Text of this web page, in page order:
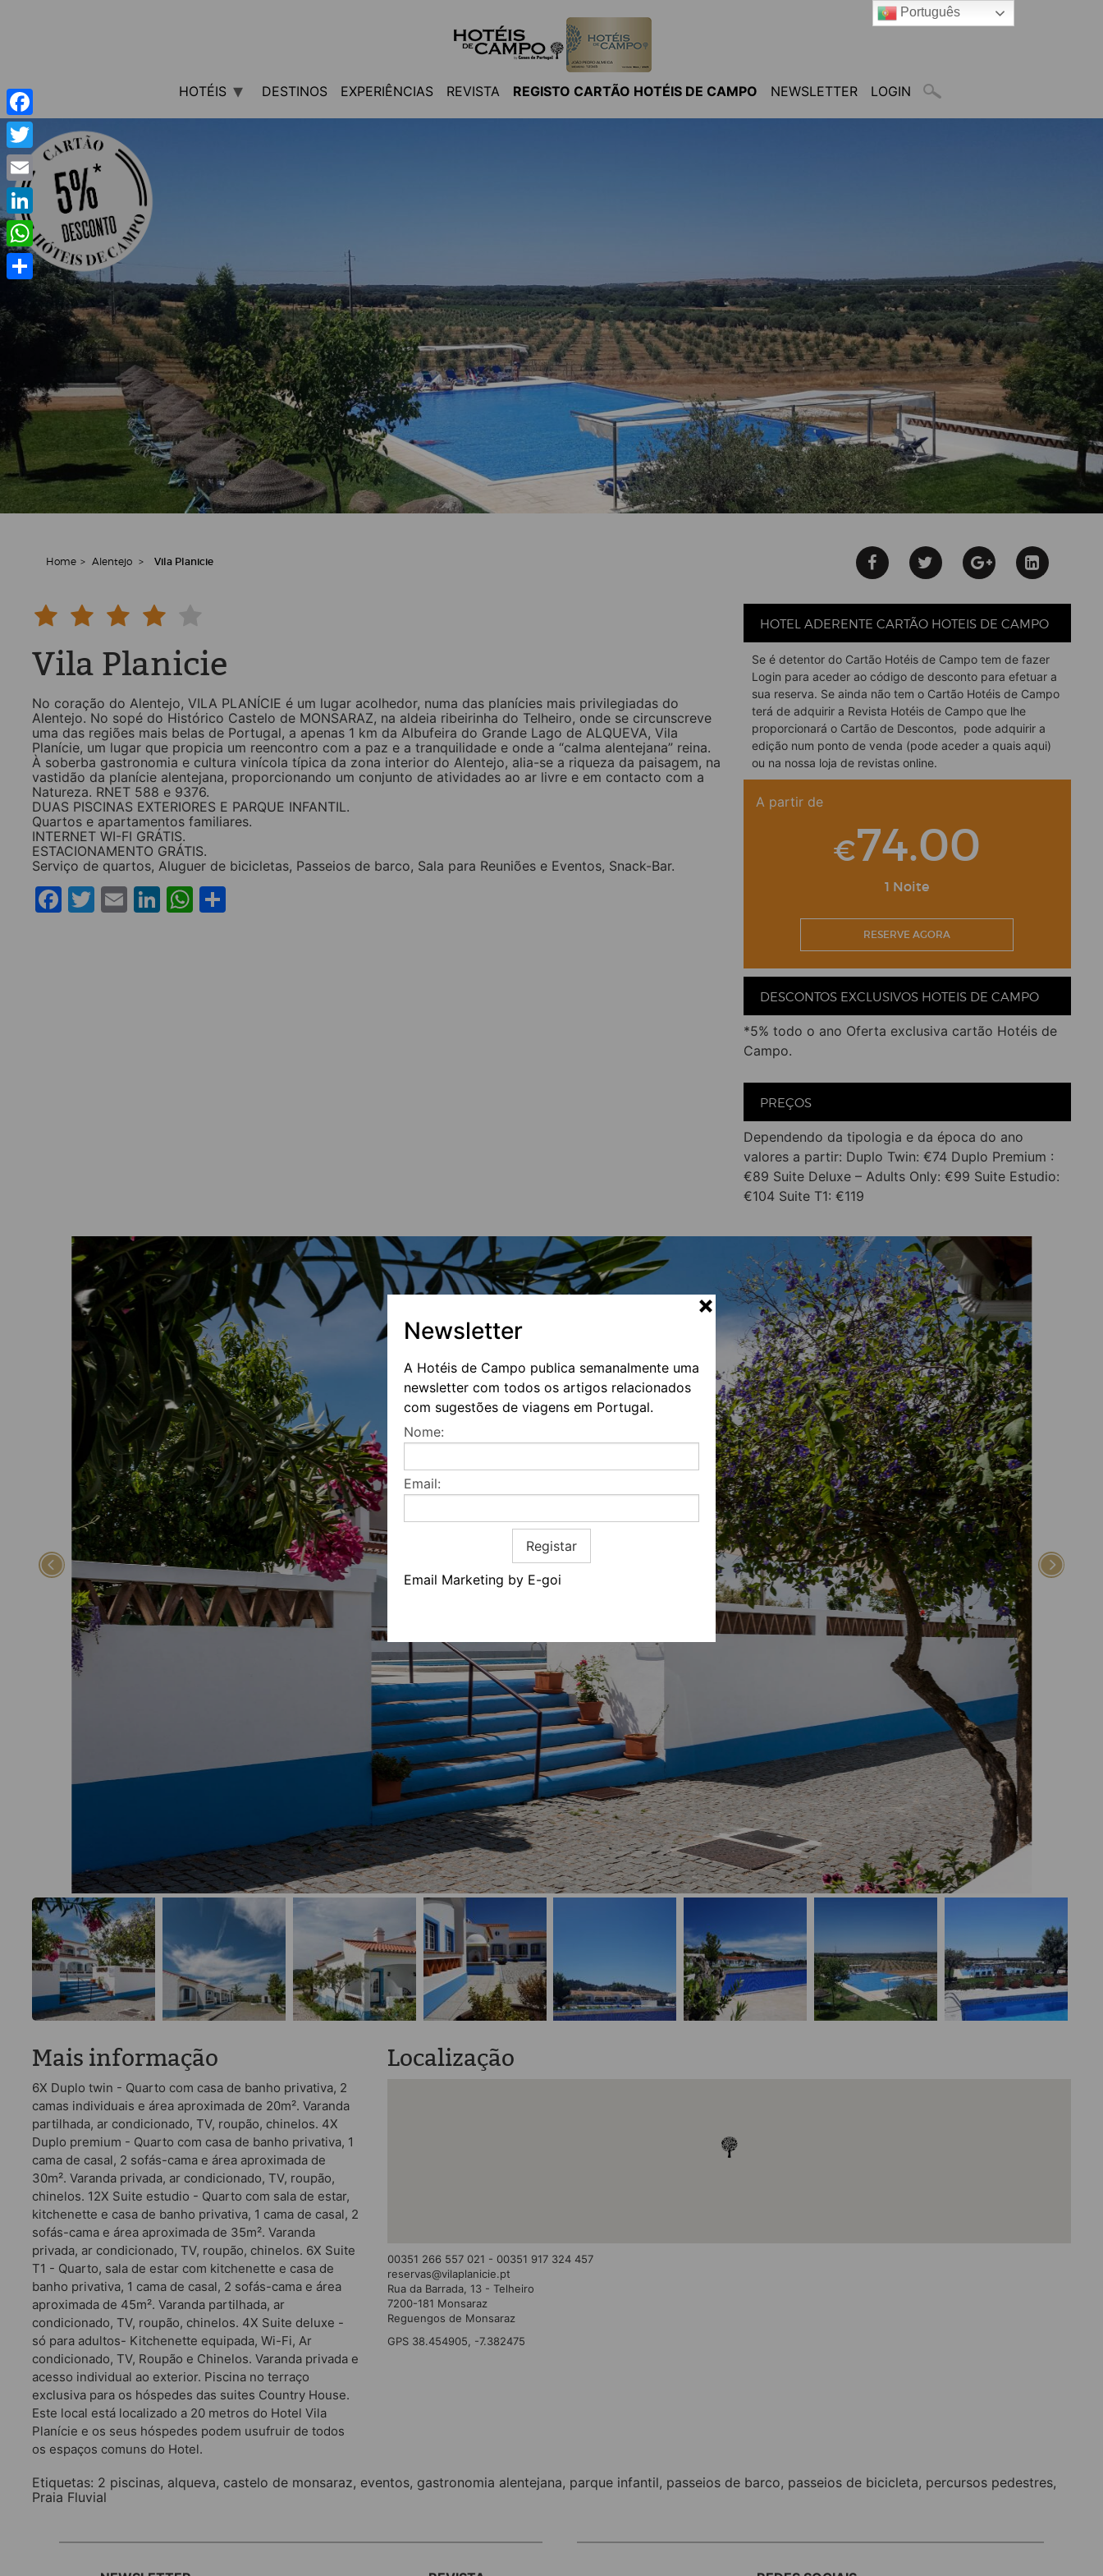
Newsletter
A Hotéis de Campo publica semanalmente uma
newsletter com todos os artigos relacionados
com sugestões de viagens em Portugal.
Nome:
Email:
Registar
Email Marketing by E-goi
HOTÉIS DESTINOS EXPERIÊNCIAS REVISTA REGISTO CARTÃO HOTÉIS DE CAMPO NEWSLETTER LOGIN
Home > Alentejo > Vila Planicie
Vila Planicie
No coração do Alentejo, VILA PLANÍCIE é um lugar acolhedor, numa das planícies mais privilegiadas do
Alentejo. No sopé do Histórico Castelo de MONSARAZ, na aldeia ribeirinha do Telheiro, onde se circunscreve
uma das regiões mais belas de Portugal, a apenas 1 km da Albufeira do Grande Lago de ALQUEVA, Vila
Planície, um lugar que propicia um reencontro com a paz e a tranquilidade e onde a “calma alentejana” reina.
À soberba gastronomia e cultura vinícola típica da zona interior do Alentejo, alia-se a riqueza da paisagem, na
vastidão da planície alentejana, proporcionando um conjunto de atividades ao ar livre e em contacto com a
Natureza. RNET 588 e 9376.
DUAS PISCINAS EXTERIORES E PARQUE INFANTIL.
Quartos e apartamentos familiares.
INTERNET WI-FI GRÁTIS.
ESTACIONAMENTO GRÁTIS.
Serviço de quartos, Aluguer de bicicletas, Passeios de barco, Sala para Reuniões e Eventos, Snack-Bar.
Facebook
Twitter
EmailLinkedIn
WhatsApp
HOTEL ADERENTE CARTÃO HOTEIS DE CAMPO
Se é detentor do Cartão Hotéis de Campo tem de fazer
Login para aceder ao código de desconto para efetuar a
sua reserva. Se ainda não tem o Cartão Hotéis de Campo
terá de adquirir a Revista Hotéis de Campo que lhe
proporcionará o Cartão de Descontos, pode adquirir a
edição num ponto de venda (pode aceder a quais aqui)
ou na nossa loja de revistas online.
A partir de
€74.00
1 Noite
RESERVE AGORA
DESCONTOS EXCLUSIVOS HOTEIS DE CAMPO
*5% todo o ano Oferta exclusiva cartão Hotéis de
Campo.
PREÇOS
Dependendo da tipologia e da época do ano
valores a partir: Duplo Twin: €74 Duplo Premium :
€89 Suite Deluxe – Adults Only: €99 Suite Estudio:
€104 Suite T1: €119
Mais informação
6X Duplo twin - Quarto com casa de banho privativa, 2
camas individuais e área aproximada de 20m². Varanda
partilhada, ar condicionado, TV, roupão, chinelos. 4X
Duplo premium - Quarto com casa de banho privativa, 1
cama de casal, 2 sofás-cama e área aproximada de
30m². Varanda privada, ar condicionado, TV, roupão,
chinelos. 12X Suite estudio - Quarto com sala de estar,
kitchenette e casa de banho privativa, 1 cama de casal, 2
sofás-cama e área aproximada de 35m². Varanda
privada, ar condicionado, TV, roupão, chinelos. 6X Suite
T1 - Quarto, sala de estar com kitchenette e casa de
banho privativa, 1 cama de casal, 2 sofás-cama e área
aproximada de 45m². Varanda partilhada, ar
condicionado, TV, roupão, chinelos. 4X Suite deluxe -
só para adultos- Kitchenette equipada, Wi-Fi, Ar
condicionado, TV, Roupão e Chinelos. Varanda privada e
acesso individual ao exterior. Piscina no terraço
exclusiva para os hóspedes das suites Country House.
Este local está localizado a 20 metros do Hotel Vila
Planície e os seus hóspedes podem usufruir de todos
os espaços comuns do Hotel.
Localização
00351 266 557 021 - 00351 917 324 457
reservas@vilaplanicie.pt
Rua da Barrada, 13 - Telheiro
7200-181 Monsaraz
Reguengos de Monsaraz
GPS 38.454905, -7.382475
Etiquetas: 2 piscinas, alqueva, castelo de monsaraz, eventos, gastronomia alentejana, parque infantil, passeios de barco, passeios de bicicleta, percursos pedestres,
Praia Fluvial
Facebook
Twitter
Email
LinkedIn
WhatsApp
Share
Português